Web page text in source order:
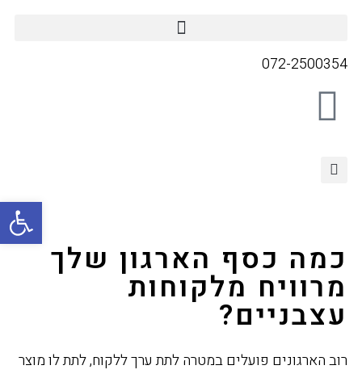
072-2500354
כמה כסף הארגון שלך
מרוויח מלקוחות
עצבניים?
רוב הארגונים פועלים במטרה לתת ערך ללקוח, לתת לו מוצר
פתח